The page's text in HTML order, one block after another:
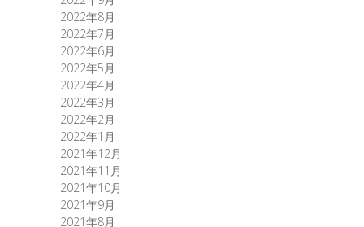
2022年8月
2022年7月
2022年6月
2022年5月
2022年4月
2022年3月
2022年2月
2022年1月
2021年12月
2021年11月
2021年10月
2021年9月
2021年8月